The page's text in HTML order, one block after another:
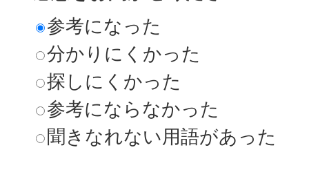
参考になった
分かりにくかった
探しにくかった
参考にならなかった
聞きなれない用語があった